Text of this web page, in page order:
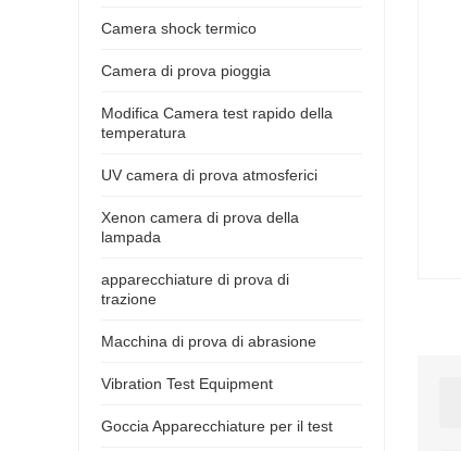
Camera shock termico
Camera di prova pioggia
Modifica Camera test rapido della
temperatura
UV camera di prova atmosferici
Xenon camera di prova della
lampada
apparecchiature di prova di
trazione
Macchina di prova di abrasione
Vibration Test Equipment
Goccia Apparecchiature per il test